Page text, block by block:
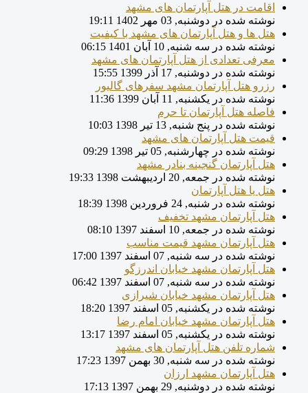
اقامت در هتل آپارتمان های مشهد
نوشته شده در دوشنبه, 03 مهر 1402 19:11
هتل ها و هتل آپارتمان های مشهد با کیفیت
نوشته شده در سه شنبه, 10 آبان 1401 06:15
معرفی تعدادی از هتل آپارتمان های مشهد
نوشته شده در دوشنبه, 17 آذر 1399 15:55
رزرو هتل آپارتمان مشهد سفرهای گالیور
نوشته شده در یکشنبه, 11 آبان 1399 11:36
فاصله هتل آپارتمان تا حرم
نوشته شده در پنج شنبه, 13 تیر 1398 10:03
قیمت هتل آپارتمان های مشهد
نوشته شده در چهارشنبه, 05 تیر 1398 09:29
هتل آپارتمان گنجینه بنادر مشهد
نوشته شده در جمعه, 20 ارديبهشت 1398 19:33
هتل یا هتل آپارتمان
نوشته شده در شنبه, 24 فروردين 1398 18:39
هتل آپارتمان مشهد تخفیف
نوشته شده در جمعه, 10 اسفند 1397 08:10
هتل آپارتمان مشهد قیمت مناسب
نوشته شده در سه شنبه, 07 اسفند 1397 17:00
هتل آپارتمان مشهد خیابان اندرزگو
نوشته شده در سه شنبه, 07 اسفند 1397 06:42
هتل آپارتمان مشهد خیابان شیرازی
نوشته شده در یکشنبه, 05 اسفند 1397 18:20
هتل آپارتمان مشهد خیابان امام رضا
نوشته شده در یکشنبه, 05 اسفند 1397 13:17
شماره تلفن هتل آپارتمان های مشهد
نوشته شده در سه شنبه, 30 بهمن 1397 17:23
هتل آپارتمان مشهد ارزان
نوشته شده در دوشنبه, 29 بهمن 1397 17:13